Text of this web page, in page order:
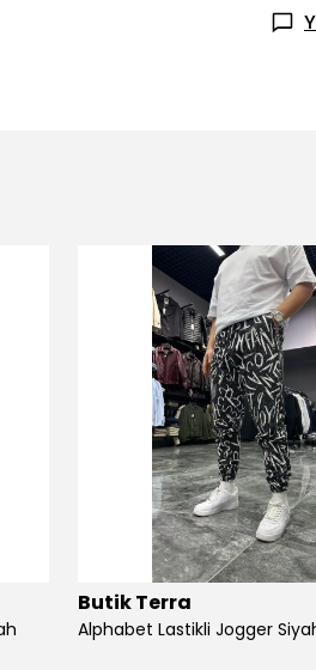
Butik Terra
Alphabet Lastikli Jogger